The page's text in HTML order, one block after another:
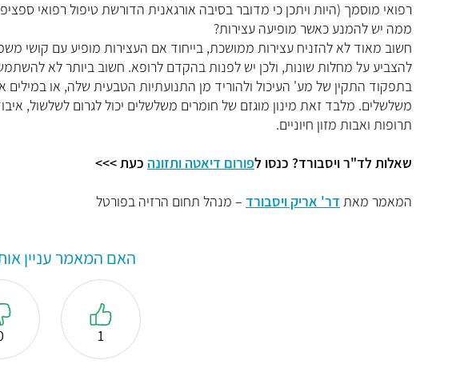
רפואי מוסמך (היות ויתכן כי מדובר בסיבה אורגאנית הדורשת טיפול רפואי
ממה יש להמנע כאשר מופיעה עצירות?
חשוב מאוד לא להזניח עצירות ממושכת, בייחוד אם העצירות מופיע עם קושי
להצביע על מחלות שונות, ולכן יש לפנות בהקדם לרופא. חשוב ביותר לא
בתפקוד התקין של מע' העיכול ולהוריד מן התנועתיות הטבעית שלה, או
משלשלים. מלבד זאת מינון מוגזם של חומרים משלשלים יכול לגרום לשלשול,
תרופות ואבות מזון חיוניים.
שאלות לד"ר ויסבורד? כנסו לפורום דיאטה ותזונה כעת >>>
המאמר מאת דר' אריק ויסבורד – מנהל תחום הרזיה בפורטל
האם המאמר עניין
1